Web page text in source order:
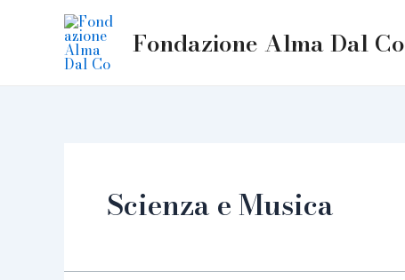
Fondazione Alma Dal Co
Scienza e Musica